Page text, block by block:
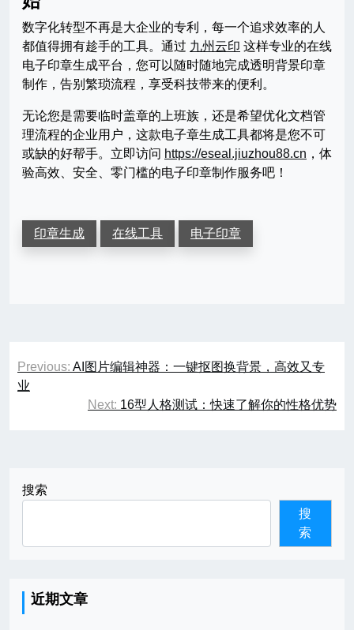
数字化转型不再是大企业的专利，每一个追求效率的人
都值得拥有趁手的工具。通过 九州云印 这样专业的在线
电子印章生成平台，您可以随时随地完成透明背景印章
制作，告别繁琐流程，享受科技带来的便利。
无论您是需要临时盖章的上班族，还是希望优化文档管
理流程的企业用户，这款电子章生成工具都将是您不可
或缺的好帮手。立即访问 https://eseal.jiuzhou88.cn ，体
验高效、安全、零门槛的电子印章制作服务吧！
印章生成 在线工具 电子印章
文
章
Previous: AI图片编辑神器：一键抠图换背景，高效又专
业
Next: 16型人格测试：快速了解你的性格优势
搜索
搜
索
近期文章